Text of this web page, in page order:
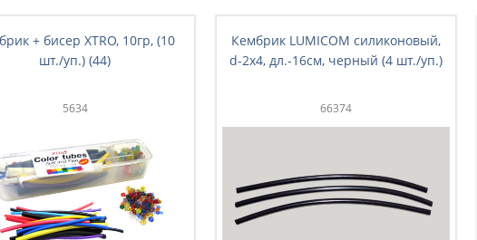
+ бисер XTRO, 10гр, (10
шт./уп.) (44)
5634
Кембрик LUMICOM силиконовый,
d-2x4, дл.-16см, черный (4 шт./уп.)
66374